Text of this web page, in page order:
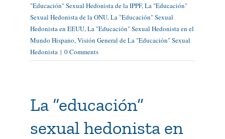
"Educación" Sexual Hedonista de la IPPF, La "Educación"
Sexual Hedonista de la ONU, La "Educación" Sexual
Hedonista en EEUU, La "Educación" Sexual Hedonista en el
Mundo Hispano, Visión General de La "Educación" Sexual
Hedonista | 0 Comments
La “educación”
sexual hedonista en